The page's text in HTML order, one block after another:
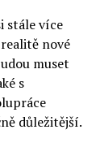
stále více
nové
muset
s
důležitější.